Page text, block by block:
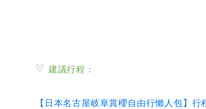
建議行程：
【日本名古屋岐阜賞櫻自由行懶人包】